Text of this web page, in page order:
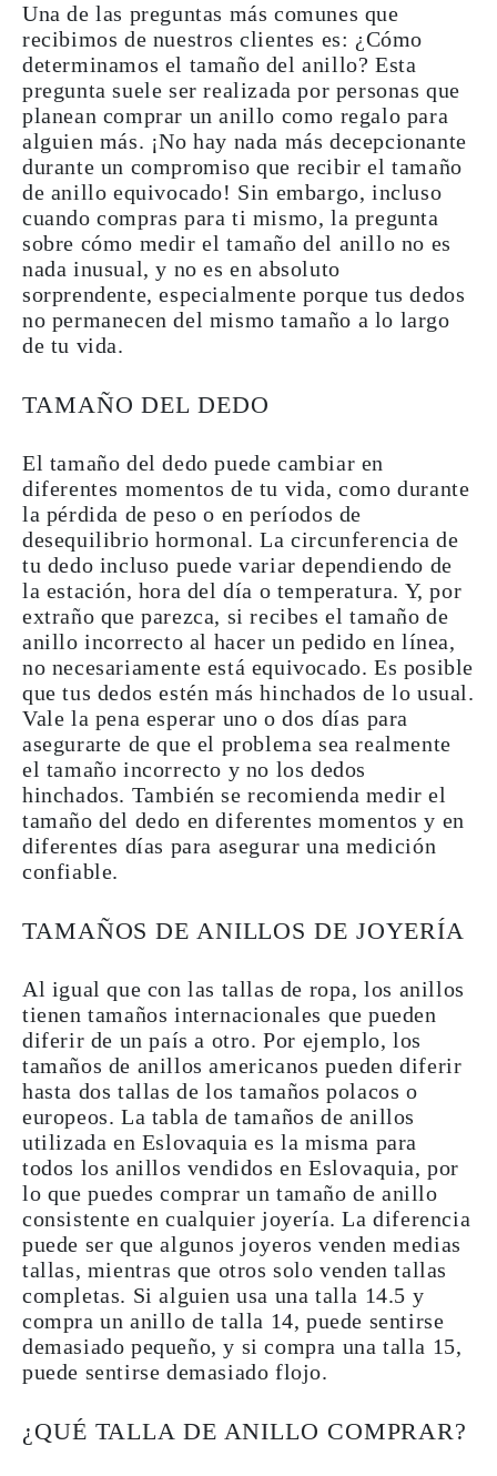
Una de las preguntas más comunes que
recibimos de nuestros clientes es: ¿Cómo
determinamos el tamaño del anillo? Esta
pregunta suele ser realizada por personas que
planean comprar un anillo como regalo para
alguien más. ¡No hay nada más decepcionante
durante un compromiso que recibir el tamaño
de anillo equivocado! Sin embargo, incluso
cuando compras para ti mismo, la pregunta
sobre cómo medir el tamaño del anillo no es
nada inusual, y no es en absoluto
sorprendente, especialmente porque tus dedos
no permanecen del mismo tamaño a lo largo
de tu vida.
TAMAÑO DEL DEDO
El tamaño del dedo puede cambiar en
diferentes momentos de tu vida, como durante
la pérdida de peso o en períodos de
desequilibrio hormonal. La circunferencia de
tu dedo incluso puedevariar dependiendo de
la estación, hora del día o temperatura. Y, por
extraño que parezca, si recibes el tamaño de
anillo incorrecto al hacer un pedido en línea,
no necesariamente está equivocado. Es posible
que tus dedos estén más hinchados de lo usual.
Vale la pena esperar uno o dos días para
asegurarte de que el problema sea realmente
el tamaño incorrecto y no los dedos
hinchados. También se recomienda medir el
tamaño del dedo en diferentes momentos y en
diferentes días para asegurar una medición
confiable.
TAMAÑOS DE ANILLOS DE JOYERÍA
Al igual que con las tallas de ropa, los anillos
tienentamaños internacionales que pueden
diferir de un país a otro. Por ejemplo, los
tamaños de anillos americanos pueden diferir
hasta dos tallas de los tamaños polacos o
europeos. La tabla de tamaños de anillos
utilizada en Eslovaquia es la misma para
todos los anillos vendidos en Eslovaquia, por
lo que puedes comprar untamaño de anillo
consistente en cualquier joyería. La diferencia
puede ser que algunos joyeros vendenmedias
tallas, mientras que otros solo venden tallas
completas. Si alguien usa una talla 14.5 y
compra un anillo de talla 14, puede sentirse
demasiado pequeño, y si compra una talla 15,
puede sentirse demasiado flojo.
¿QUÉ TALLA DE ANILLO COMPRAR?